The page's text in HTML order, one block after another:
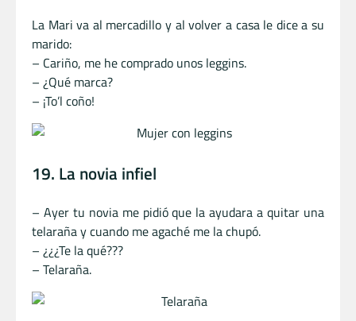
La Mari va al mercadillo y al volver a casa le dice a su
marido:
– Cariño, me he comprado unos leggins.
– ¿Qué marca?
– ¡To’l coño!
19. La novia infiel
– Ayer tu novia me pidió que la ayudara a quitar una
telaraña y cuando me agaché me la chupó.
– ¿¿¿Te la qué???
– Telaraña.